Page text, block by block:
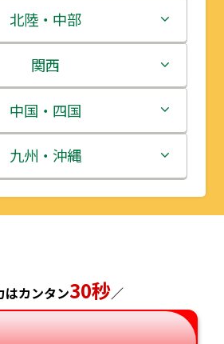
青森県
岩手県
宮城県
秋田県
山形県
茨城県
栃木県
群馬県
埼玉県
千葉県
神奈川県
北陸・中部
新潟県
富山県
石川県
福井県
長野県
岐阜県
関西
三重県
滋賀県
京都府
兵庫県
奈良県
中国・四国
鳥取県
島根県
広島県
山口県
九州・沖縄
福岡県
長崎県
熊本県
はカンタン30秒／